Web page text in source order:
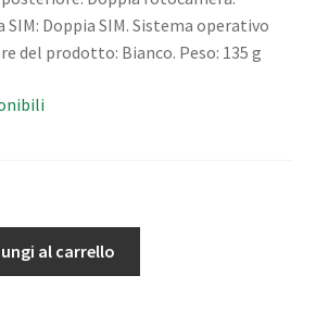
SIM: Doppia SIM. Sistema operativo
del prodotto: Bianco. Peso: 135 g
al carrello